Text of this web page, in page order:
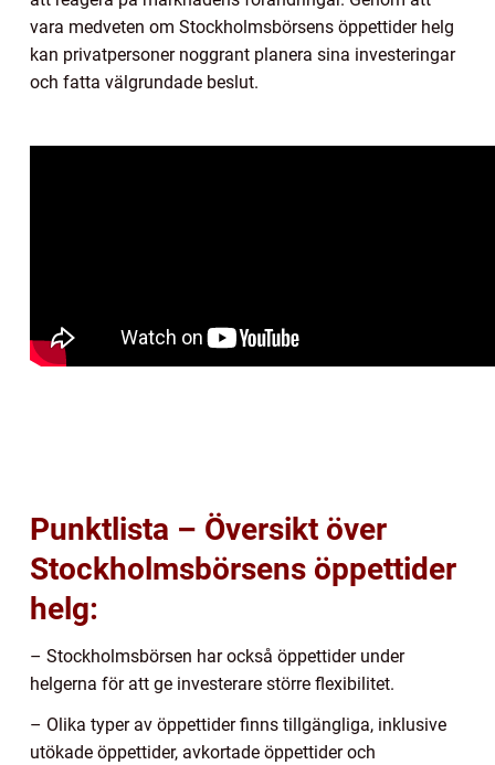
vara medveten om Stockholmsbörsens öppettider helg
kan privatpersoner noggrant planera sina investeringar
och fatta välgrundade beslut.
Punktlista – Översikt över
Stockholmsbörsens öppettider
helg:
– Stockholmsbörsen har också öppettider under
helgerna för att ge investerare större flexibilitet.
– Olika typer av öppettider finns tillgängliga, inklusive
utökade öppettider, avkortade öppettider och